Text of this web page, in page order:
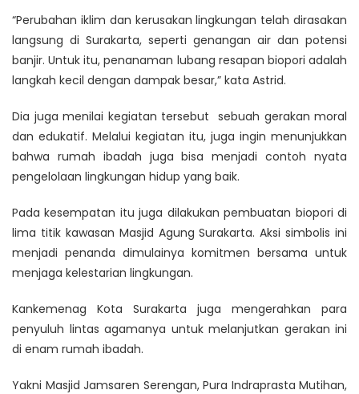
“Perubahan iklim dan kerusakan lingkungan telah dirasakan
langsung di Surakarta, seperti genangan air dan potensi
banjir. Untuk itu, penanaman lubang resapan biopori adalah
langkah kecil dengan dampak besar,” kata Astrid.
Dia juga menilai kegiatan tersebut sebuah gerakan moral
dan edukatif. Melalui kegiatan itu, juga ingin menunjukkan
bahwa rumah ibadah juga bisa menjadi contoh nyata
pengelolaan lingkungan hidup yang baik.
Pada kesempatan itu juga dilakukan pembuatan biopori di
lima titik kawasan Masjid Agung Surakarta. Aksi simbolis ini
menjadi penanda dimulainya komitmen bersama untuk
menjaga kelestarian lingkungan.
Kankemenag Kota Surakarta juga mengerahkan para
penyuluh lintas agamanya untuk melanjutkan gerakan ini
di enam rumah ibadah.
Yakni Masjid Jamsaren Serengan, Pura Indraprasta Mutihan,